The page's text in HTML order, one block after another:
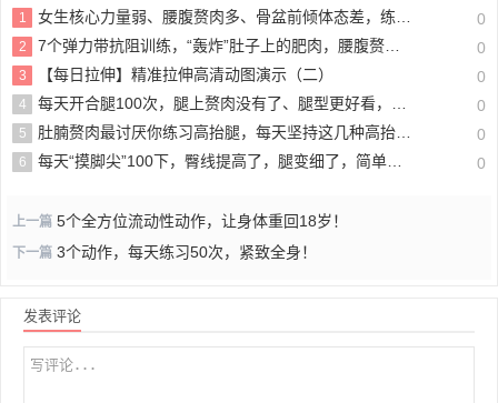
1 女生核心力量弱、腰腹赘肉多、骨盆前倾体态差，练这6个动作就够了！ 0
2 7个弹力带抗阻训练，“轰炸”肚子上的肥肉，腰腹赘肉一层层掉，超级酸爽！ 0
3 【每日拉伸】精准拉伸高清动图演示（二） 0
4 每天开合腿100次，腿上赘肉没有了、腿型更好看，懒人瘦腿必备！ 0
5 肚腩赘肉最讨厌你练习高抬腿，每天坚持这几种高抬腿动作，肚腩变小了，全身也瘦了！ 0
6 每天“摸脚尖”100下，臀线提高了，腿变细了，简单又有效！ 0
上一篇 5个全方位流动性动作，让身体重回18岁！
下一篇 3个动作，每天练习50次，紧致全身！
发表评论